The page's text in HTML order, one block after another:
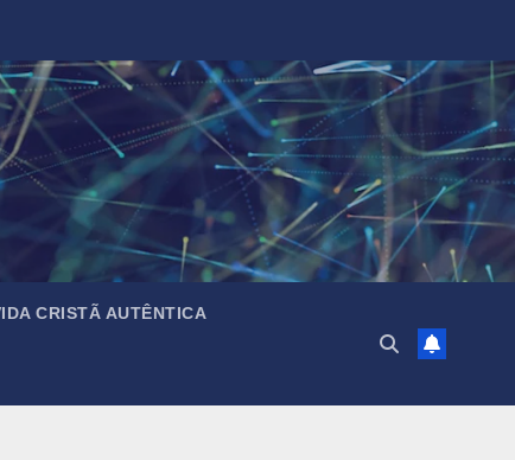
CRISTÃ AUTÊNTICA